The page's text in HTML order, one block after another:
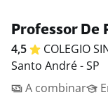
Professor De
4,5 COLEGIO
Santo André - SP
A combinar